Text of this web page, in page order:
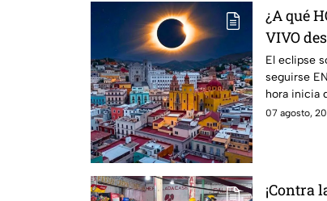
¿A qué
VIVO
total del
El eclipse
seguirse
hora inicia
07 agosto,
¡Contra